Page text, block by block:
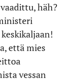
häh?
että mies
vessan